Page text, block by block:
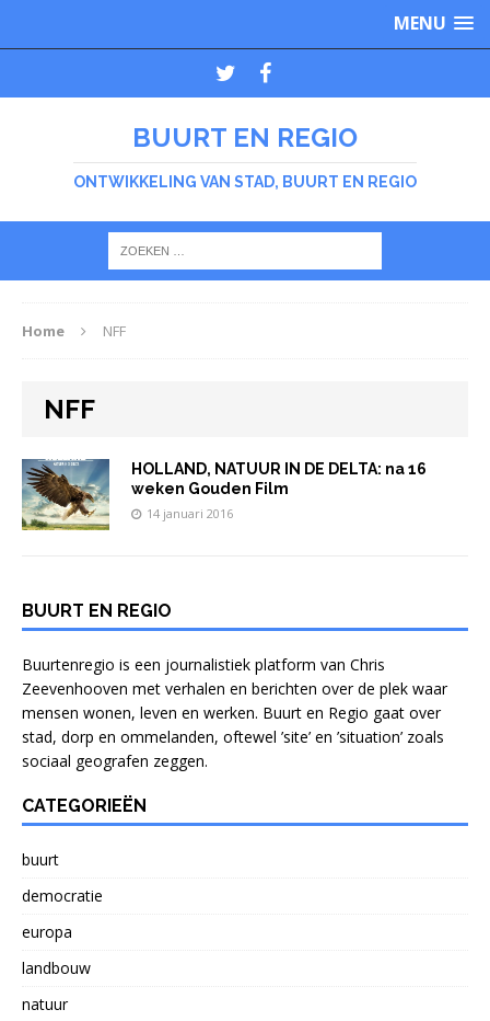
MENU
BUURT EN REGIO
ONTWIKKELING VAN STAD, BUURT EN REGIO
Home NFF
NFF
HOLLAND, NATUUR IN DE DELTA: na 16
weken Gouden Film
14 januari 2016
BUURT EN REGIO
Buurtenregio is een journalistiek platform van Chris
Zeevenhooven met verhalen en berichten over de plek waar
mensen wonen, leven en werken. Buurt en Regio gaat over
stad, dorp en ommelanden, oftewel ’site’ en ’situation’ zoals
sociaal geografen zeggen.
CATEGORIEËN
buurt
democratie
europa
landbouw
natuur